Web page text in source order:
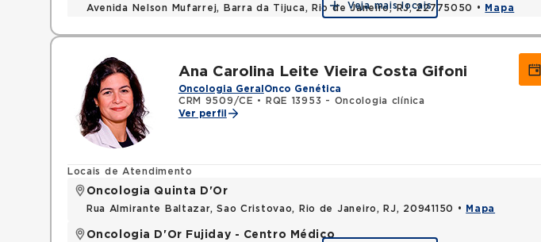
Avenida Nelson Mufarrej, Barra da Tijuca, Rio de Janeiro, RJ, 22775050 • Mapa
Veja mais locais
Ana Carolina Leite Vieira Costa Gifoni
Oncologia Geral Onco Genética
CRM 9509/CE •
RQE 13953 - Oncologia clínica
Ver perfil
Locais de Atendimento
Oncologia Quinta D'Or
Rua Almirante Baltazar, Sao Cristovao, Rio de Janeiro, RJ, 20941150 • Mapa
Oncologia D'Or Fujiday - Centro Médico